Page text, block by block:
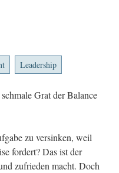
Leadership
zu versinken, weil
fordert? Das ist der
zufrieden macht. Doch